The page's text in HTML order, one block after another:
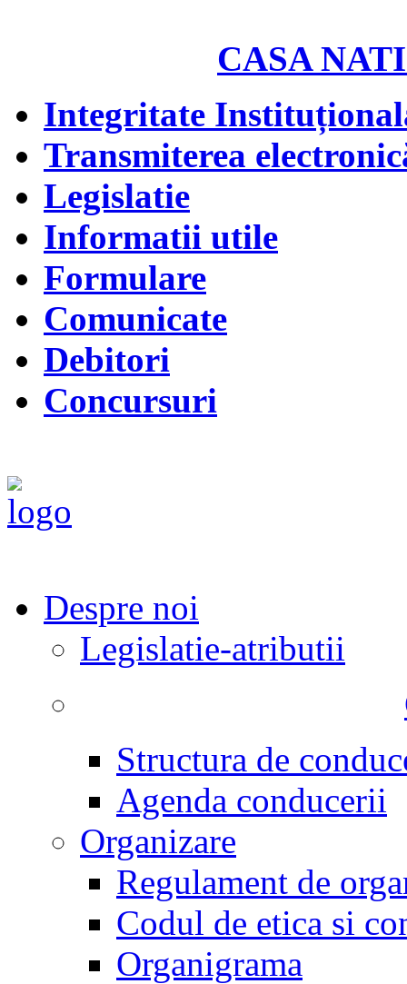
CASA
Integritate
Transmiterea
Legislatie
Informatii utile
Formulare
Comunicate
Debitori
Concursuri
Despre noi
Legislatie-atributii
Structura de
Agenda conducerii
Organizare
Regulament de
Codul de etica si
Organigrama